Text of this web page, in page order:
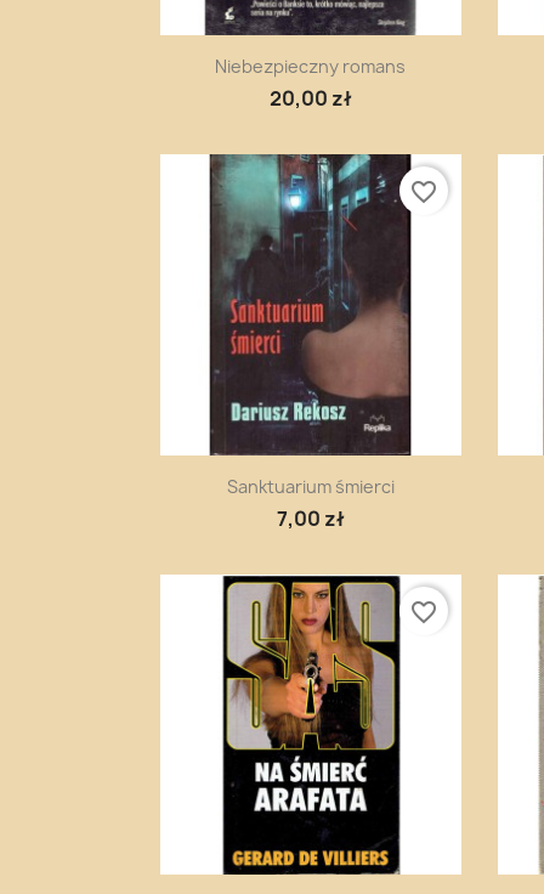
Szybki podgląd
Niebezpieczny romans
20,00 zł
Szybki podgląd
Sanktuarium śmierci
7,00 zł
favorite_border
favorite_border